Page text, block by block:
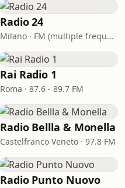
Radio 24
Milano · FM (multiple frequencies nationwide), DAB, Satellite
Rai Radio 1
Roma · 87.6 - 89.7 FM
Radio Bellla & Monella
Castelfranco Veneto · 97.8 FM
Radio Punto Nuovo